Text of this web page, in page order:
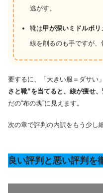
逃がす。
靴は甲が深いミドルボリ
線を削るのも手ですが、
要するに、「大きい服＝ダサい
さと靴”を当てると、線が痩せ
だの“布の塊”に見えます。
次の章で評判の内訳をもう少し
良い評判と悪い評判を